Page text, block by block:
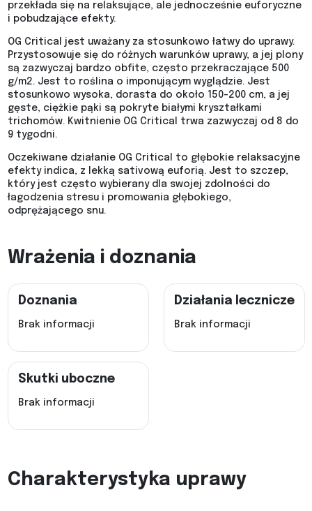
przekłada się na relaksujące, ale jednocześnie euforyczne
i pobudzające efekty.
OG Critical jest uważany za stosunkowo łatwy do uprawy.
Przystosowuje się do różnych warunków uprawy, a jej plony
są zazwyczaj bardzo obfite, często przekraczające 500
g/m2. Jest to roślina o imponującym wyglądzie. Jest
stosunkowo wysoka, dorasta do około 150-200 cm, a jej
gęste, ciężkie pąki są pokryte białymi kryształkami
trichomów. Kwitnienie OG Critical trwa zazwyczaj od 8 do
9 tygodni.
Oczekiwane działanie OG Critical to głębokie relaksacyjne
efekty indica, z lekką sativową euforią. Jest to szczep,
który jest często wybierany dla swojej zdolności do
łagodzenia stresu i promowania głębokiego,
odprężającego snu.
Wrażenia i doznania
Doznania
Brak informacji
Działania lecznicze
Brak informacji
Skutki uboczne
Brak informacji
Charakterystyka uprawy